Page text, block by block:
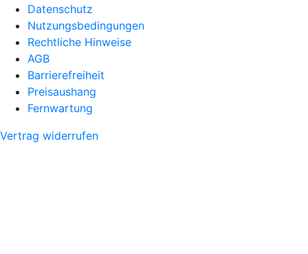
Datenschutz
Nutzungsbedingungen
Rechtliche Hinweise
AGB
Barrierefreiheit
Preisaushang
Fernwartung
Vertrag widerrufen